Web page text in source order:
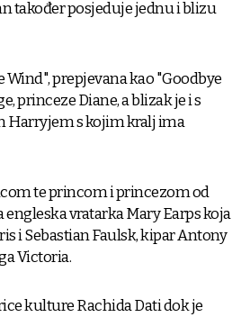
također posjeduje jednu i blizu
Wind", prepjevana kao "Goodbye
princeze Diane, a blizak je i s
Harryjem s kojim kralj ima
te princom i princezom od
vratarka Mary Earps koja
i Sebastian Faulsk, kipar Antony
Victoria.
kulture Rachida Dati dok je